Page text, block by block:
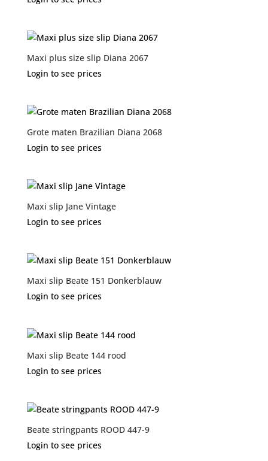
Maxi plus size slip Diana 2067
Login to see prices
Grote maten Brazilian Diana 2068
Login to see prices
Maxi slip Jane Vintage
Login to see prices
Maxi slip Beate 151 Donkerblauw
Login to see prices
Maxi slip Beate 144 rood
Login to see prices
Beate stringpants ROOD 447-9
Login to see prices